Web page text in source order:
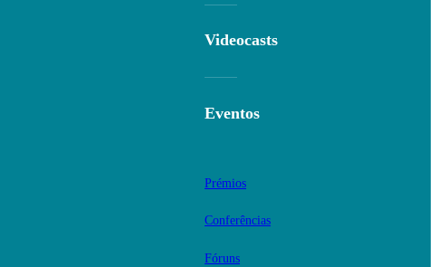
Videocasts
Eventos
Prémios
Conferências
Fóruns